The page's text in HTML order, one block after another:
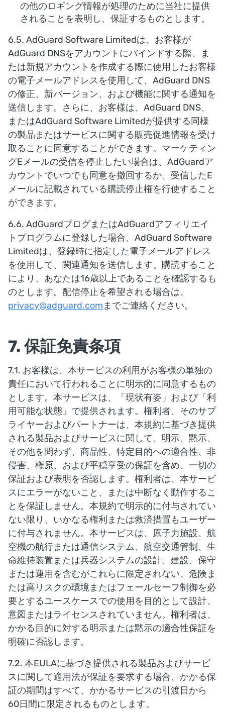
の他のロギング情報が処理のために当社に提供
されることを表明し、保証するものとします。
6.5. AdGuard Software Limitedは、お客様が
AdGuard DNSをアカウントにバインドする際、ま
たは新規アカウントを作成する際に使用したお客様
の電子メールアドレスを使用して、AdGuard DNS
の修正、新バージョン、および機能に関する通知を
送信します。さらに、お客様は、AdGuard DNS、
またはAdGuard Software Limitedが提供する同様
の製品またはサービスに関する販売促進情報を受け
取ることに同意することができます。マーケティン
グEメールの受信を停止したい場合は、AdGuardア
カウントでいつでも同意を撤回するか、受信したE
メールに記載されている購読停止権を行使すること
ができます。
6.6. AdGuardブログまたはAdGuardアフィリエイ
トプログラムに登録した場合、AdGuard Software
Limitedは、登録時に指定した電子メールアドレス
を使用して、関連通知を送信します。購読すること
により、あなたは16歳以上であることを確認するも
のとします。配信停止を希望される場合は、
privacy@adguard.comまでご連絡ください。
7. 保証免責条項
7.1. お客様は、本サービスの利用がお客様の単独の
責任において行われることに明示的に同意するもの
とします。本サービスは、「現状有姿」および「利
用可能な状態」で提供されます。権利者、そのサプ
ライヤーおよびパートナーは、本規約に基づき提供
される製品およびサービスに関して、明示、黙示、
その他を問わず、商品性、特定目的への適合性、非
侵害、権原、および平穏享受の保証を含め、一切の
保証および表明を否認します。権利者は、本サービ
スにエラーがないこと、または中断なく動作するこ
とを保証しません。本規約で明示的に付与されてい
ない限り、いかなる権利または救済措置もユーザー
に付与されません。本サービスは、原子力施設、航
空機の航行または通信システム、航空交通管制、生
命維持装置または兵器システムの設計、建設、保守
または運用を含むがこれらに限定されない、危険ま
たは高リスクの環境またはフェールセーフ制御を必
要とするユースケースでの使用を目的として設計、
意図またはライセンスされていません。権利者は、
かかる目的に対する明示または黙示の適合性保証を
明確に否認します。
7.2. 本EULAに基づき提供される製品およびサービ
スに関して適用法が保証を要求する場合、かかる保
証の期間はすべて、かかるサービスの引渡日から
60日間に限定されるものとします。